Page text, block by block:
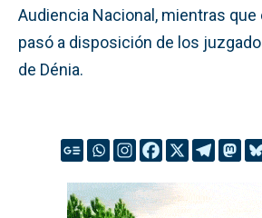
Audiencia Nacional, mientras
pasó a disposición de los
de Dénia.